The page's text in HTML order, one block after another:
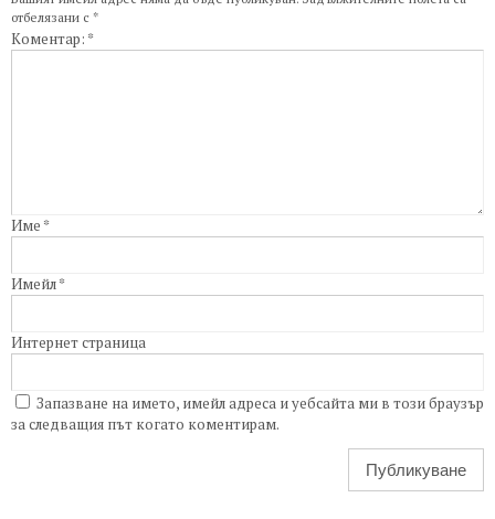
отбелязани с *
Коментар: *
Име *
Имейл*
Интернет страница
Запазване на името, имейл адреса и уебсайта ми в този браузър
за следващия път когато коментирам.